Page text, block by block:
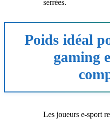
serrées.
Poids idéal
gaming
Les joueurs e-sport